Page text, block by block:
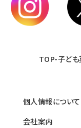
TOP-子ども
個人情報について
会社案内